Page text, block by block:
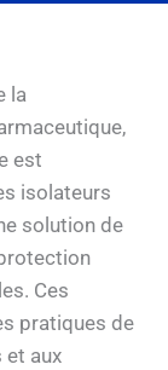
la
est
isolateurs
solution de
Ces
pratiques de
et aux